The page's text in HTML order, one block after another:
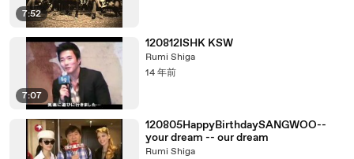
7:52
7:07
120812ISHK KSW
Rumi Shiga
14 年前
120805HappyBirthdaySANGWOO--
your dream -- our dream
Rumi Shiga